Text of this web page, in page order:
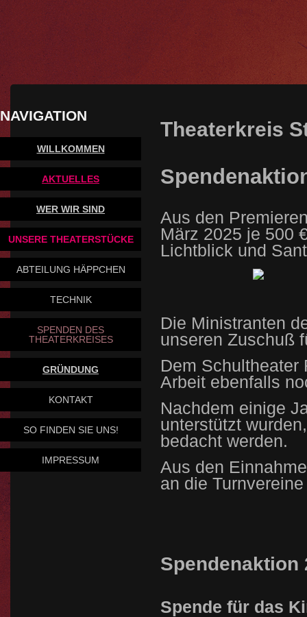
NAVIGATION
WILLKOMMEN
AKTUELLES
WER WIR SIND
UNSERE THEATERSTÜCKE
ABTEILUNG HÄPPCHEN
TECHNIK
SPENDEN DES
THEATERKREISES
GRÜNDUNG
KONTAKT
SO FINDEN SIE UNS!
IMPRESSUM
Theaterkreis
Aus den
März 2025 je 500
Lichtblick und
Die Ministranten
unseren Zuschuß
Dem Schultheater
Arbeit ebenfalls
Nachdem einige
unterstützt
bedacht werden.
Aus den
an die Turnvereine
Spendenaktion
Spende für das